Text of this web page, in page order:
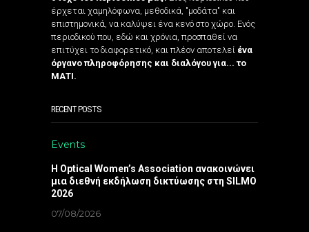
έρχεται χαμηλόφωνα, μεθοδικά, "μοδάτα" και
επιστημονικά, να καλύψει ένα κενό στο χώρο. Ενός
περιοδικού που, εδώ και χρόνια, προσπαθεί να
επιτύχει το διαφορετικό, και πλέον αποτελεί ένα
όργανο πληροφόρησης και διαλόγου για... το
ΜΑΤΙ.
RECENT POSTS
Events
Η Optical Women’s Association ανακοινώνει
μια διεθνή εκδήλωση δικτύωσης στη SILMO
2026
07/08/2026